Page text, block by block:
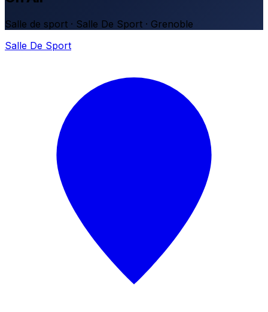
Salle de sport · Salle De Sport · Grenoble
Salle De Sport